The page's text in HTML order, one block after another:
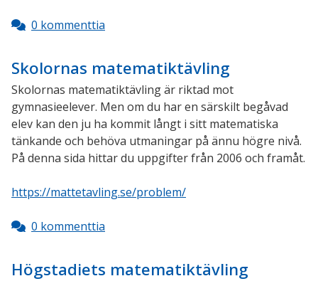
0 kommenttia
Skolornas matematiktävling
Skolornas matematiktävling är riktad mot
gymnasieelever. Men om du har en särskilt begåvad
elev kan den ju ha kommit långt i sitt matematiska
tänkande och behöva utmaningar på ännu högre nivå.
På denna sida hittar du uppgifter från 2006 och framåt.
https://mattetavling.se/problem/
0 kommenttia
Högstadiets matematiktävling